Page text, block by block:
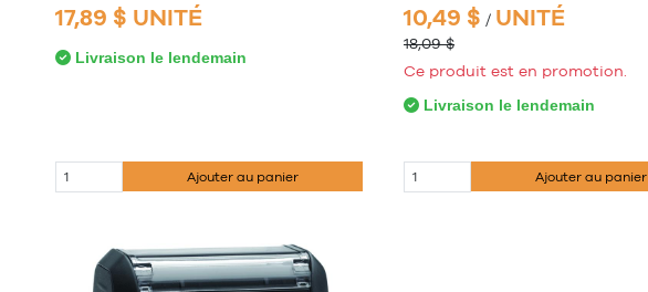
17,89 $ UNITÉ
Livraison le lendemain
Ajouter au panier
10,49 $ / UNITÉ
18,09 $
Ce produit est en promotion.
Livraison le lendemain
Ajouter au panier